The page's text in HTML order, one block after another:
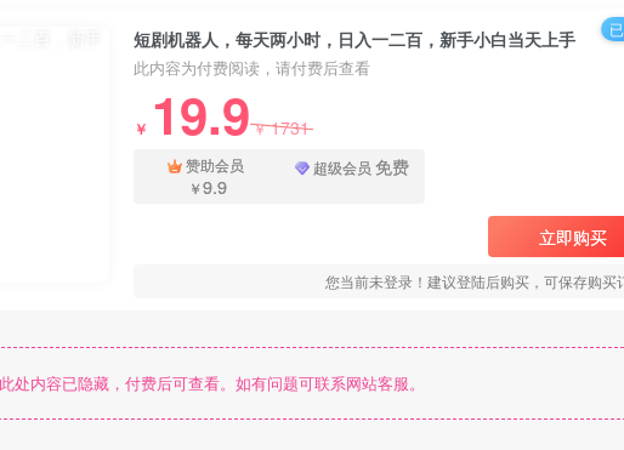
短剧机器人，每天两小时，日入一二百，新手小白当天上手
此内容为付费阅读，请付费后查看
￥ 19.9￥1731
赞助会员
￥9.9
超级会员 免费
立即购买
您当前未登录！建议登陆后购买，可保存购买
此处内容已隐藏，付费后可查看。如有问题可联系网站客服。